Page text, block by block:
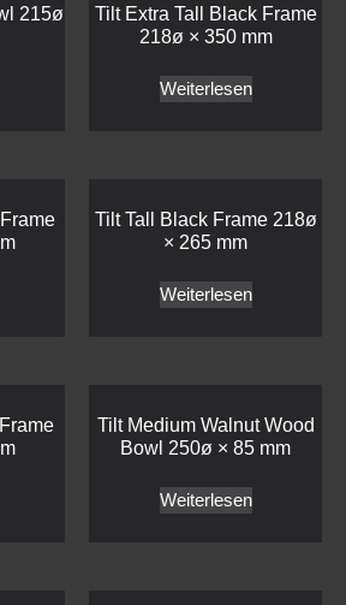
Tilt Tall Black Frame 218ø
× 265 mm
Weiterlesen
Tilt Medium Walnut Wood
Bowl 250ø × 85 mm
Weiterlesen
Triple
180
Tilt Small Walnut Wood
Bowl 215ø × 70 mm
Weiterlesen